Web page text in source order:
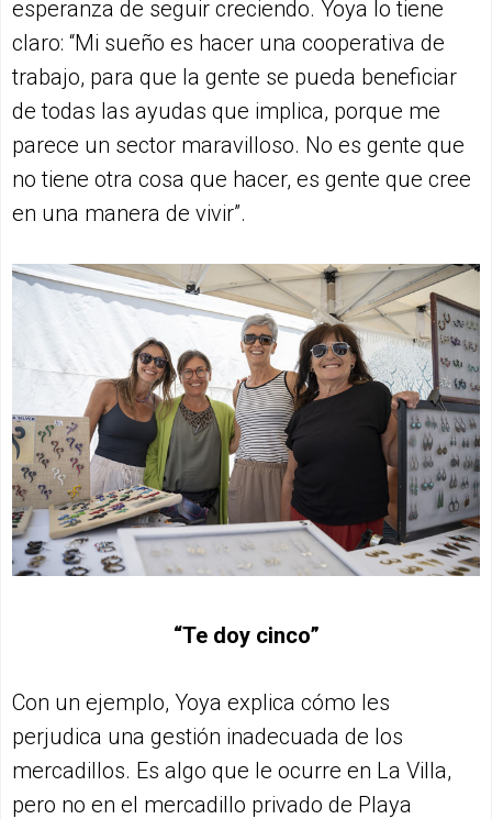
esperanza de seguir creciendo. Yoya lo tiene
claro: “Mi sueño es hacer una cooperativa de
trabajo, para que la gente se pueda beneficiar
de todas las ayudas que implica, porque me
parece un sector maravilloso. No es gente que
no tiene otra cosa que hacer, es gente que cree
en una manera de vivir”.
“Te doy cinco”
Con un ejemplo, Yoya explica cómo les
perjudica una gestión inadecuada de los
mercadillos. Es algo que le ocurre en La Villa,
pero no en el mercadillo privado de Playa